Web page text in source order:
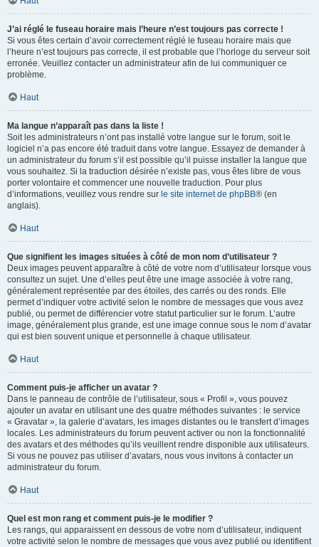
J’ai réglé le fuseau horaire mais l’heure n’est toujours pas correcte !
Si vous êtes certain d’avoir correctement réglé le fuseau horaire mais que
l’heure n’est toujours pas correcte, il est probable que l’horloge du serveur soit
erronée. Veuillez contacter un administrateur afin de lui communiquer ce
problème.
Haut
Ma langue n’apparaît pas dans la liste !
Soit les administrateurs n’ont pas installé votre langue sur le forum, soit le
logiciel n’a pas encore été traduit dans votre langue. Essayez de demander à
un administrateur du forum s’il est possible qu’il puisse installer la langue que
vous souhaitez. Si la traduction désirée n’existe pas, vous êtes libre de vous
porter volontaire et commencer une nouvelle traduction. Pour plus
d’informations, veuillez vous rendre sur le site internet de phpBB® (en
anglais).
Haut
Que signifient les images situées à côté de mon nom d’utilisateur ?
Deux images peuvent apparaître à côté de votre nom d’utilisateur lorsque vous
consultez un sujet. Une d’elles peut être une image associée à votre rang,
généralement représentée par des étoiles, des carrés ou des ronds. Elle
permet d’indiquer votre activité selon le nombre de messages que vous avez
publié, ou permet de différencier votre statut particulier sur le forum. L’autre
image, généralement plus grande, est une image connue sous le nom d’avatar
qui est bien souvent unique et personnelle à chaque utilisateur.
Haut
Comment puis-je afficher un avatar ?
Dans le panneau de contrôle de l’utilisateur, sous « Profil », vous pouvez
ajouter un avatar en utilisant une des quatre méthodes suivantes : le service
« Gravatar », la galerie d’avatars, les images distantes ou le transfert d’images
locales. Les administrateurs du forum peuvent activer ou non la fonctionnalité
des avatars et des méthodes qu’ils veuillent rendre disponible aux utilisateurs.
Si vous ne pouvez pas utiliser d’avatars, nous vous invitons à contacter un
administrateur du forum.
Haut
Quel est mon rang et comment puis-je le modifier ?
Les rangs, qui apparaissent en dessous de votre nom d’utilisateur, indiquent
votre activité selon le nombre de messages que vous avez publié ou identifient